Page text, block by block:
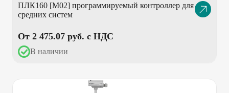
ПЛК160 [М02] программируемый контроллер для
средних систем
Описание
товара
От 2 475.07 pуб. с НДС
В наличии